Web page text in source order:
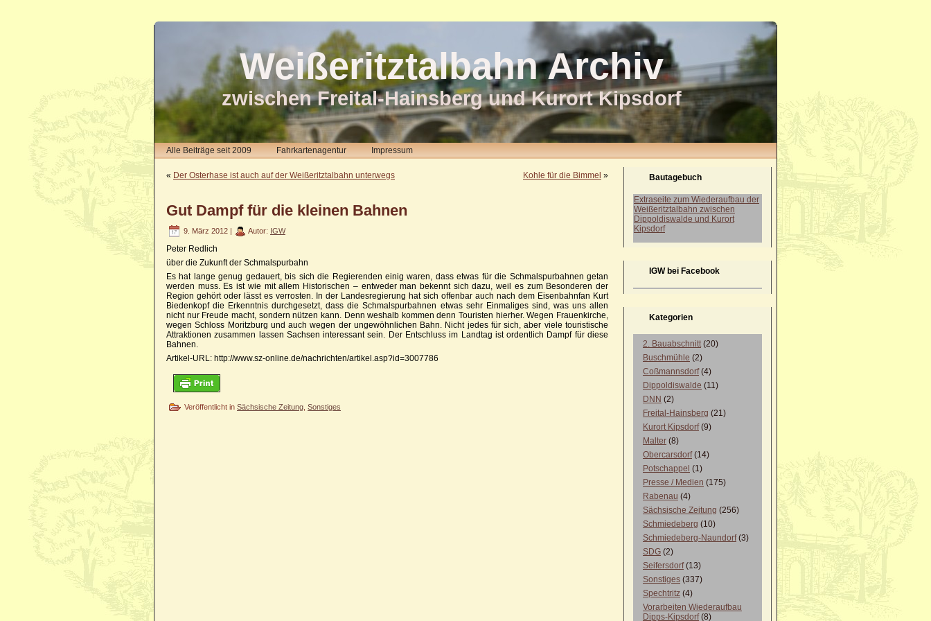
Weißeritztalbahn Archiv
zwischen Freital-Hainsberg und Kurort Kipsdorf
Alle Beiträge seit 2009 Fahrkartenagentur Impressum
« Der Osterhase ist auch auf der Weißeritztalbahn unterwegs Kohle für die Bimmel »
Gut Dampf für die kleinen Bahnen
9. März 2012 | Autor: IGW
Peter Redlich
über die Zukunft der Schmalspurbahn
Es hat lange genug gedauert, bis sich die Regierenden einig waren, dass etwas für die Schmalspurbahnen getan
werden muss. Es ist wie mit allem Historischen – entweder man bekennt sich dazu, weil es zum Besonderen der
Region gehört oder lässt es verrosten. In der Landesregierung hat sich offenbar auch nach dem Eisenbahnfan Kurt
Biedenkopf die Erkenntnis durchgesetzt, dass die Schmalspurbahnen etwas sehr Einmaliges sind, was uns allen
nicht nur Freude macht, sondern nützen kann. Denn weshalb kommen denn Touristen hierher. Wegen Frauenkirche,
wegen Schloss Moritzburg und auch wegen der ungewöhnlichen Bahn. Nicht jedes für sich, aber viele touristische
Attraktionen zusammen lassen Sachsen interessant sein. Der Entschluss im Landtag ist ordentlich Dampf für diese
Bahnen.
Artikel-URL: http://www.sz-online.de/nachrichten/artikel.asp?id=3007786
Veröffentlicht in Sächsische Zeitung Sonstiges
Bautagebuch
Extraseite zum Wiederaufbau der
Weißeritztalbahn zwischen
Dippoldiswalde und Kurort
Kipsdorf
IGW bei Facebook
Kategorien
2. Bauabschnitt(20)
Buschmühle (2)
Coßmannsdorf(4)
Dippoldiswalde (11)
DNN (2)
Freital-Hainsberg (21)
Kurort Kipsdorf(9)
Malter (8)
Obercarsdorf(14)
Potschappel (1)
Presse / Medien (175)
Rabenau (4)
Sächsische Zeitung (256)
Schmiedeberg (10)
Schmiedeberg-Naundorf(3)
SDG (2)
Seifersdorf(13)
Sonstiges (337)
Spechtritz (4)
Vorarbeiten Wiederaufbau
Dipps-Kipsdorf(8)